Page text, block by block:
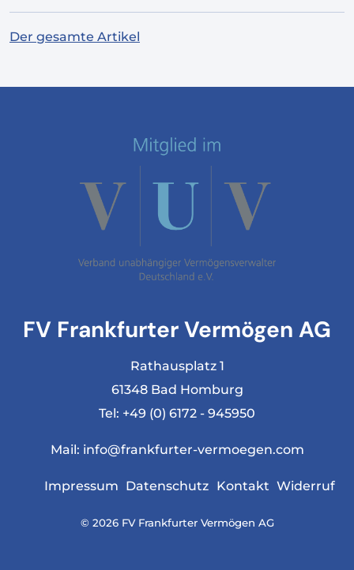
Der gesamte Artikel
FV Frankfurter Vermögen AG
Rathausplatz 1
61348 Bad Homburg
Tel: +49 (0) 6172 - 945950
Mail: info@frankfurter-vermoegen.com
Impressum Datenschutz Kontakt Widerruf
© 2026 FV Frankfurter Vermögen AG